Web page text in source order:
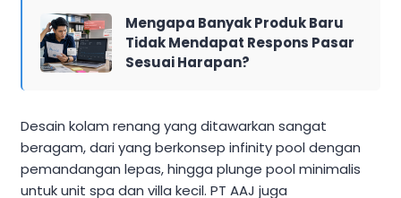
Mengapa Banyak Produk Baru
Tidak Mendapat Respons Pasar
Sesuai Harapan?
Desain kolam renang yang ditawarkan sangat
beragam, dari yang berkonsep infinity pool dengan
pemandangan lepas, hingga plunge pool minimalis
untuk unit spa dan villa kecil. PT AAJ juga